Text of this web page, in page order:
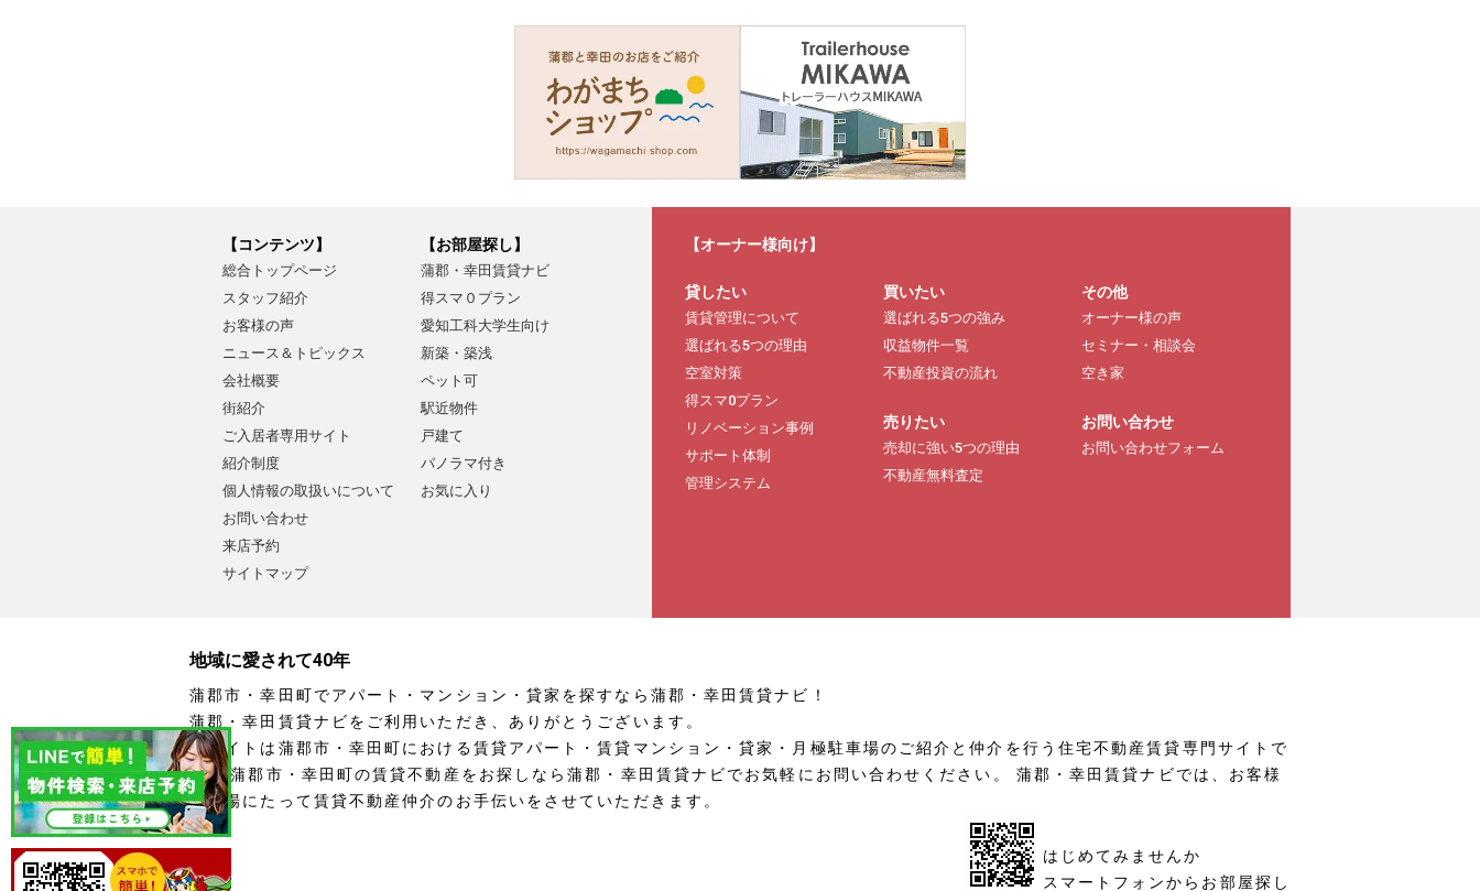
【コンテンツ】
総合トップページ
スタッフ紹介
お客様の声
ニュース＆トピックス
会社概要
街紹介
ご入居者専用サイト
紹介制度
個人情報の取扱いについて
お問い合わせ
来店予約
サイトマップ
【お部屋探し】
蒲郡・幸田賃貸ナビ
得スマ０プラン
愛知工科大学生向け
新築・築浅
ペット可
駅近物件
戸建て
パノラマ付き
お気に入り
【オーナー様向け】
貸したい
賃貸管理について
選ばれる5つの理由
空室対策
得スマ0プラン
リノベーション事例
サポート体制
管理システム
買いたい
選ばれる5つの強み
収益物件一覧
不動産投資の流れ
売りたい
売却に強い5つの理由
不動産無料査定
その他
オーナー様の声
セミナー・相談会
空き家
お問い合わせ
お問い合わせフォーム
地域に愛されて40年
蒲郡市・幸田町でアパート・マンション・貸家を探すなら蒲郡・幸田賃貸ナビ！
蒲郡・幸田賃貸ナビをご利用いただき、ありがとうございます。
当サイトは蒲郡市・幸田町における賃貸アパート・賃貸マンション・貸家・月極駐車場のご紹介と仲介を行う住宅不動産賃貸専門サイトで
す。 蒲郡市・幸田町の賃貸不動産をお探しなら蒲郡・幸田賃貸ナビでお気軽にお問い合わせください。 蒲郡・幸田賃貸ナビでは、お客様
の立場にたって賃貸不動産仲介のお手伝いをさせていただきます。
はじめてみませんか
スマートフォンからお部屋探し